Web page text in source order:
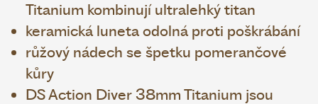
Titanium kombinují ultralehký titan
keramická luneta odolná proti poškrábání
růžový nádech se špetku pomerančové
kůry
DS Action Diver 38mm Titanium jsou